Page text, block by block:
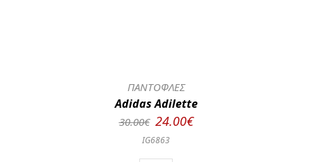
ΠΑΝΤΟΦΛΕΣ
Adidas Adilette
30.00€ 24.00€
IG6863